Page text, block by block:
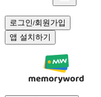
로그인/회원가입
앱 설치하기